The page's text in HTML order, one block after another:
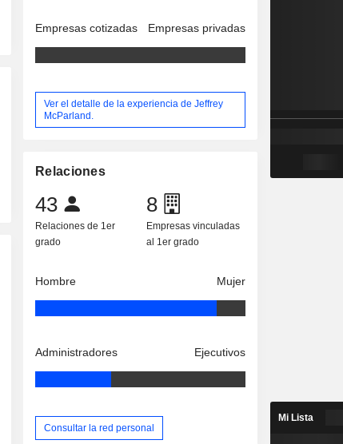
Empresas cotizadas Empresas privadas
Ver el detalle de la experiencia de Jeffrey
McParland.
Relaciones
43
Relaciones de 1er
grado
8
Empresas vinculadas
al 1er grado
Hombre Mujer
Administradores Ejecutivos
Consultar la red personal
Mi Lista